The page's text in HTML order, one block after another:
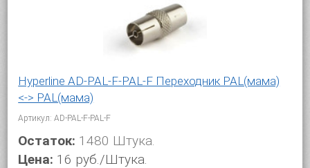
Hyperline AD-PAL-F-PAL-F Переходник PAL(мама)
<-> PAL(мама)
Артикул: AD-PAL-F-PAL-F
Остаток: 1480 Штука.
Цена: 16 руб./Штука.